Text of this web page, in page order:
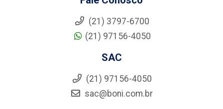
(21) 3797-6700
(21) 97156-4050
SAC
(21) 97156-4050
sac@boni.com.br